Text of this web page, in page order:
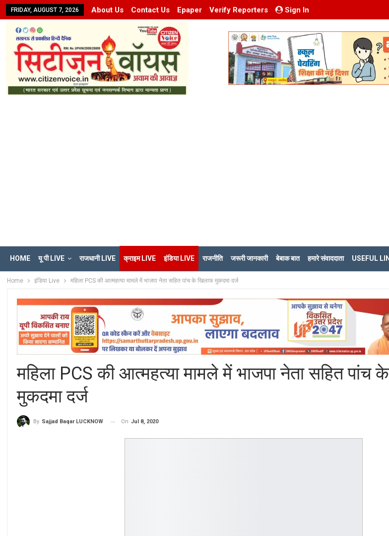
FRIDAY, AUGUST 7, 2026 About Us Contact Us Epaper Verify Reporters Sign In
HOME यू पी LIVE राजधानी LIVE क्राइम LIVE इंडिया LIVE राजनीति जरूरी जानकारी बेबाक बात हमारे संवाददाता USEFUL
Home इंडिया Live महिला PCS की आत्महत्या मामले में भाजपा नेता सहित पांच के खिलाफ मुकदमा दर्ज
महिला PCS की आत्महत्या मामले में भाजपा नेता सहित पांच
मुकदमा दर्ज
By Sajjad Baqar LUCKNOW On Jul 8, 2020